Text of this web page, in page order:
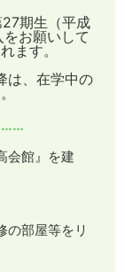
期生（平成
お願いして
ます。
は、在学中の
……
会館』を建
の部屋等をリ